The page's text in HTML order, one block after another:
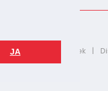
JABeleidsonderzoek